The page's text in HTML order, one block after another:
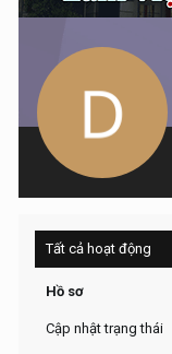
Tất cả hoạt động
Hồ sơ
Cập nhật trạng thái